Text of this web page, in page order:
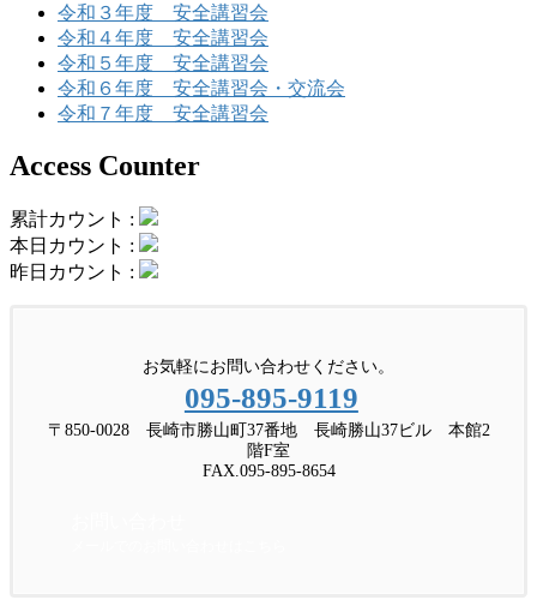
令和３年度 安全講習会
令和４年度 安全講習会
令和５年度 安全講習会
令和６年度 安全講習会・交流会
令和７年度 安全講習会
Access Counter
累計カウント :
本日カウント :
昨日カウント :
お気軽にお問い合わせください。
095-895-9119
〒850-0028 長崎市勝山町37番地 長崎勝山37ビル 本館2
階F室
FAX.095-895-8654